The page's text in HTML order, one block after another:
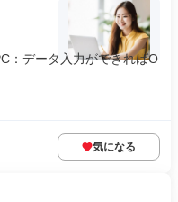
：データ入力ができればO
気になる